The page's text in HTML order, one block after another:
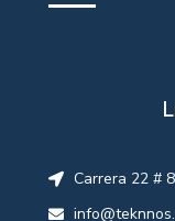
Carrera 22 #